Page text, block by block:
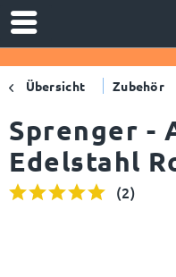
Übersicht Zubehör
Sprenger -
Edelstahl
(2)